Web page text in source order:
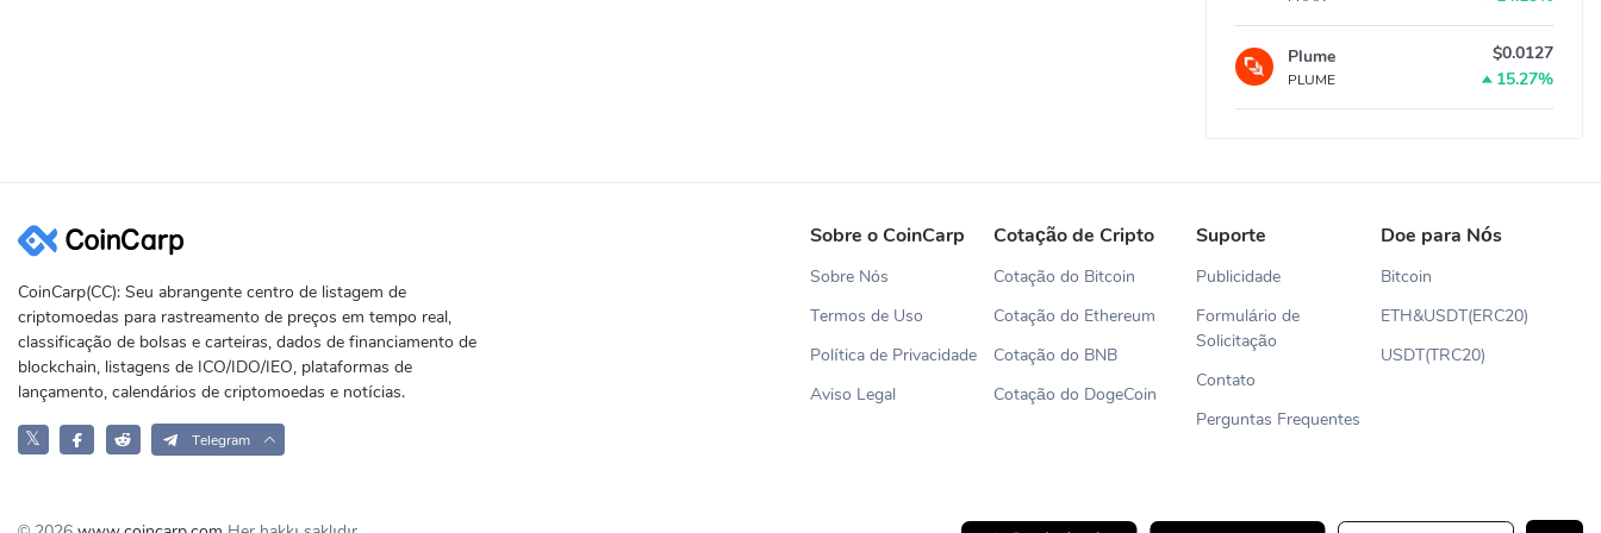
Plume
PLUME
$0.0127
15.27%
CoinCarp(CC): Seu abrangente centro de listagem de
criptomoedas para rastreamento de preços em tempo real,
classificação de bolsas e carteiras, dados de financiamento de
blockchain, listagens de ICO/IDO/IEO, plataformas de
lançamento, calendários de criptomoedas e notícias.
𝕏 Telegram
Sobre o CoinCarp
Sobre Nós
Termos de Uso
Política de Privacidade
Aviso Legal
Cotação de Cripto
Cotação do Bitcoin
Cotação do Ethereum
Cotação do BNB
Cotação do DogeCoin
Suporte
Publicidade
Formulário de
Solicitação
Contato
Perguntas Frequentes
Doe para Nós
Bitcoin
ETH&USDT(ERC20)
USDT(TRC20)